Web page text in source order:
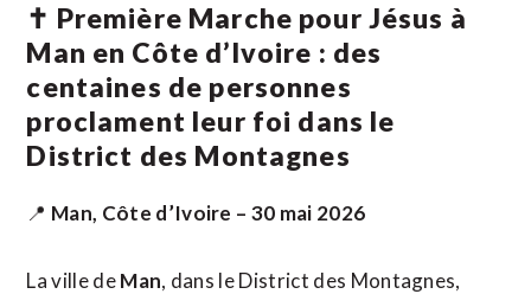
✝️ Première Marche pour Jésus à
Man en Côte d’Ivoire : des
centaines de personnes
proclament leur foi dans le
District des Montagnes
📍 Man, Côte d’Ivoire – 30 mai 2026
La ville deMan, dans le District des Montagnes,